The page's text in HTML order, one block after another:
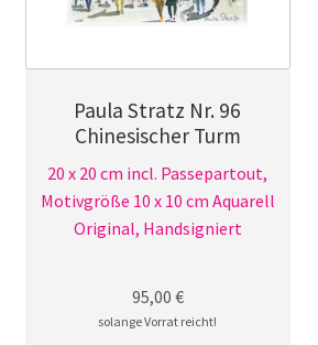
Paula Stratz Nr. 96
Chinesischer Turm
20 x 20 cm incl. Passepartout,
Motivgröße 10 x 10 cm Aquarell
Original, Handsigniert
95,00 €
solange Vorrat reicht!